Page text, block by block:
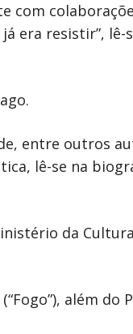
com
era resistir”, lê-
entre outros
lê-se na
da
além do